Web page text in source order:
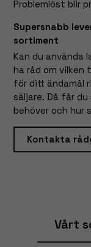
Problemlöst blir
Supersnabb
sortiment
Kan du använda
ha råd om vilken
för ditt ändamål
säljare. Då får
behöver och
Kontakta
Vårt